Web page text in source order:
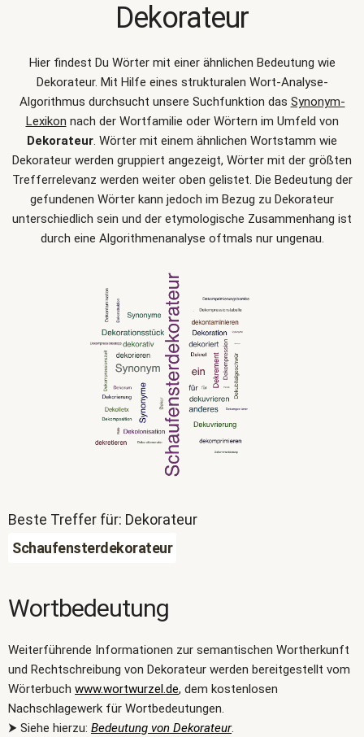
Dekorateur
Hier findest Du Wörter mit einer ähnlichen Bedeutung wie
Dekorateur. Mit Hilfe eines strukturalen Wort-Analyse-
Algorithmus durchsucht unsere Suchfunktion das Synonym-
Lexikon nach der Wortfamilie oder Wörtern im Umfeld von
Dekorateur. Wörter mit einem ähnlichen Wortstamm wie
Dekorateur werden gruppiert angezeigt, Wörter mit der größten
Trefferrelevanz werden weiter oben gelistet. Die Bedeutung der
gefundenen Wörter kann jedoch im Bezug zu Dekorateur
unterschiedlich sein und der etymologische Zusammenhang ist
durch eine Algorithmenanalyse oftmals nur ungenau.
Beste Treffer für: Dekorateur
Schaufensterdekorateur
Wortbedeutung
Weiterführende Informationen zur semantischen Wortherkunft
und Rechtschreibung von Dekorateur werden bereitgestellt vom
Wörterbuch www.wortwurzel.de, dem kostenlosen
Nachschlagewerk für Wortbedeutungen.
⮞ Siehe hierzu: Bedeutung von Dekorateur.